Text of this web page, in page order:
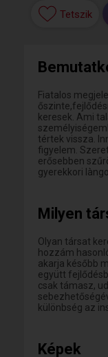
Tetszik
Fiatalos
keresek. Ami
tértek vissza.
figyelem.
erősebben
gyerekkori
Milyen
Olyan társat
hozzám
akarja később
együtt
csak támasz,
különbség az
Képek